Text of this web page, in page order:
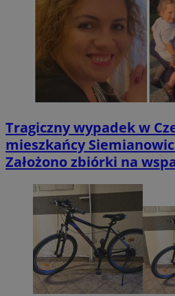
Tragiczny wypadek w
mieszkańcy
Założono zbiórki na